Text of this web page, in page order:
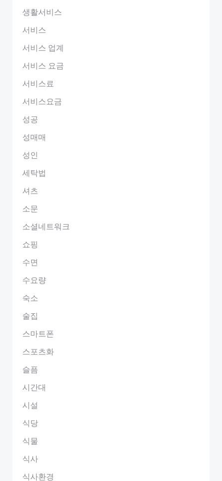
생활서비스
서비스
서비스 업계
서비스 요금
서비스료
서비스요금
성공
성매매
성인
세탁법
셔츠
소문
소셜네트워크
쇼핑
수면
수요량
숙소
술집
스마트폰
스포츠화
슬픔
시간대
시설
식당
식물
식사
식사환경